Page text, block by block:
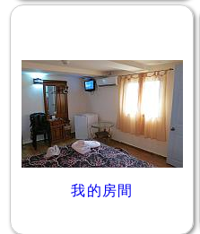
我的房間